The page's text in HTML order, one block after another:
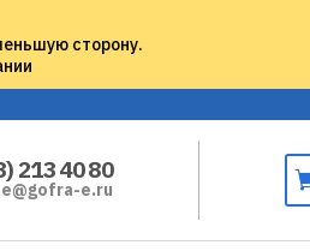
сторону.
213 40 80
e.ru